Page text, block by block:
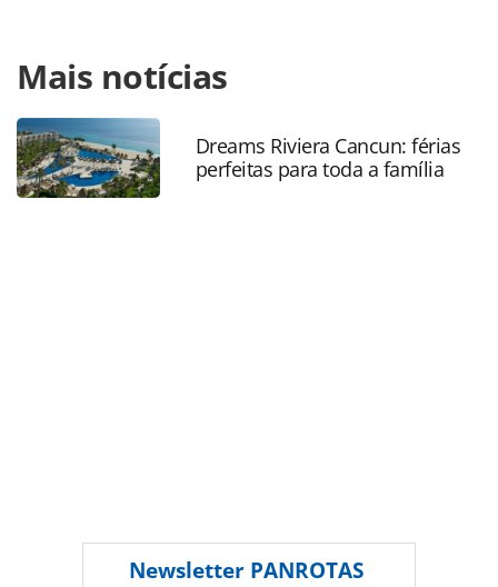
https://www.panrotas.com.br/hotelaria/investimentos/
boas-novas-da-rede-de-hoteis-que-esta-ganhando-o-
mundo_163566.html ou as ferramentas oferecidas na
página. Todo o conteúdo produzido pela PANROTAS
Editora é protegido pela legislação brasileira sobre direito
autoral. Não reproduza o conteúdo sem autorização da
Mais notícias
Dreams Riviera Cancun: férias
perfeitas para toda a família
Newsletter PANROTAS